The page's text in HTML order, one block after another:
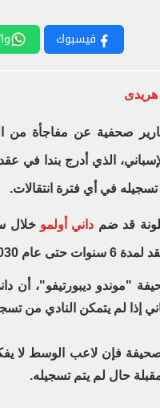
فيسبوك
صحفية عن مفاجأة من
الذي أدرج بندا في
تسجيله في أي فترة انتقالات.
قد ضم داني أولمو خلال
حتى عام 2030.
"موندو ديبورتيفو"، أن
إذا لم يتمكن النادي من
فإن لاعب الوسط لا يفكر
حال لم يتم تسجيله.